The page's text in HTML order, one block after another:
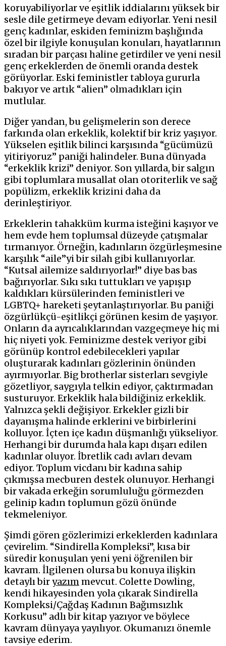
koruyabiliyorlar ve eşitlik iddialarını yüksek bir
sesle dile getirmeye devam ediyorlar. Yeni nesil
genç kadınlar, eskiden feminizm başlığında
özel bir ilgiyle konuşulan konuları, hayatlarının
sıradan bir parçası haline getirdiler ve yeni nesil
genç erkeklerden de önemli oranda destek
görüyorlar. Eski feministler tabloya gururla
bakıyor ve artık “alien” olmadıkları için
mutlular.
Diğer yandan, bu gelişmelerin son derece
farkında olan erkeklik, kolektif bir kriz yaşıyor.
Yükselen eşitlik bilinci karşısında “gücümüzü
yitiriyoruz” paniği halindeler. Buna dünyada
“erkeklik krizi” deniyor. Son yıllarda, bir salgın
gibi toplumlara musallat olan otoriterlik ve sağ
popülizm, erkeklik krizini daha da
derinleştiriyor.
Erkeklerin tahakküm kurma isteğini kaşıyor ve
hem evde hem toplumsal düzeyde çatışmalar
tırmanıyor. Örneğin, kadınların özgürleşmesine
karşılık “aile”yi bir silah gibi kullanıyorlar.
“Kutsal ailemize saldırıyorlar!” diye bas bas
bağırıyorlar. Sıkı sıkı tuttukları ve yapışıp
kaldıkları kürsülerinden feministleri ve
LGBTQ+ hareketi şeytanlaştırıyorlar. Bu paniği
özgürlükçü-eşitlikçi görünen kesim de yaşıyor.
Onların da ayrıcalıklarından vazgeçmeye hiç mi
hiç niyeti yok. Feminizme destek veriyor gibi
görünüp kontrol edebilecekleri yapılar
oluşturarak kadınları gözlerinin önünden
ayırmıyorlar. Big brotherlar sisterları sevgiyle
gözetliyor, saygıyla telkin ediyor, çaktırmadan
susturuyor. Erkeklik hala bildiğiniz erkeklik.
Yalnızca şekli değişiyor. Erkekler gizli bir
dayanışma halinde erklerini ve birbirlerini
kolluyor. İçten içe kadın düşmanlığı yükseliyor.
Herhangi bir durumda hala kapı dışarı edilen
kadınlar oluyor. İbretlik cadı avları devam
ediyor. Toplum vicdanı bir kadına sahip
çıkmışsa mecburen destek olunuyor. Herhangi
bir vakada erkeğin sorumluluğu görmezden
gelinip kadın toplumun gözü önünde
tekmeleniyor.
Şimdi gören gözlerimizi erkeklerden kadınlara
çevirelim. “Sindirella Kompleksi”, kısa bir
süredir konuşulan yeni yeni öğrenilen bir
kavram. İlgilenen olursa bu konuya ilişkin
detaylı biryazımmevcut. Colette Dowling,
kendi hikayesinden yola çıkarak Sindirella
Kompleksi/Çağdaş Kadının Bağımsızlık
Korkusu” adlı bir kitap yazıyor ve böylece
kavram dünyaya yayılıyor. Okumanızı önemle
tavsiye ederim.